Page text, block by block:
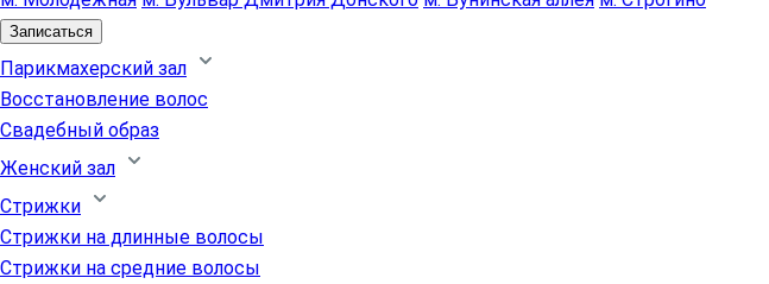
Записаться
Парикмахерский зал
Восстановление волос
Свадебный образ
Женский зал
Стрижки
Стрижки на длинные волосы
Стрижки на средние волосы